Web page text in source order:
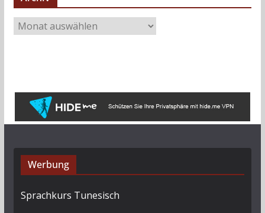
r
Werbung
Sprachkurs Tunesisch